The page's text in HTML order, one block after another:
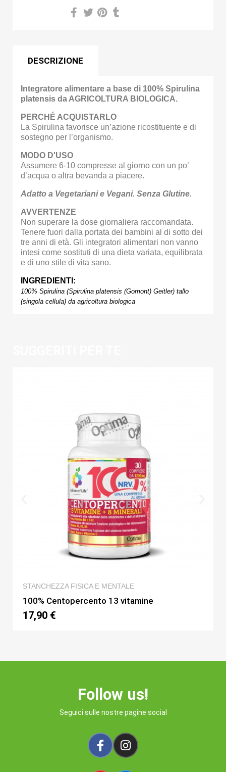
DESCRIZIONE
Integratore alimentare a base di 100% Spirulina
platensis da AGRICOLTURA BIOLOGICA.
PERCHÉ ACQUISTARLO
La Spirulina favorisce un’azione ricostituente e di
sostegno per l’organismo.
MODO D'USO
Assumere 6-10 compresse al giorno con un po’
d’acqua o altra bevanda a piacere.
Adatto a Vegetariani e Vegani. Senza Glutine.
AVVERTENZE
Non superare la dose giornaliera raccomandata.
Tenere fuori dalla portata dei bambini al di sotto dei
tre anni di età. Gli integratori alimentari non vanno
intesi come sostituti di una dieta variata, equilibrata
e di uno stile di vita sano.
INGREDIENTI:
100% Spirulina (Spirulina platensis (Gomont) Geitler) tallo
(singola cellula) da agricoltura biologica
QUICK VIEW
STANCHEZZA FISICA E MENTALE
100% Centopercento 13 vitamine
17,90 €
Follow us!
Seguici sulle nostre pagine social